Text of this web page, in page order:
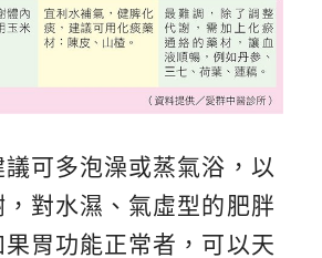
可多泡澡或蒸氣浴，以
對水濕、氣虛型的肥胖
胃功能正常者，可以天